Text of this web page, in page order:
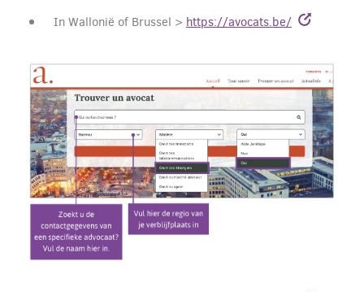
In Wallonië of Brussel > https://avocats.be/